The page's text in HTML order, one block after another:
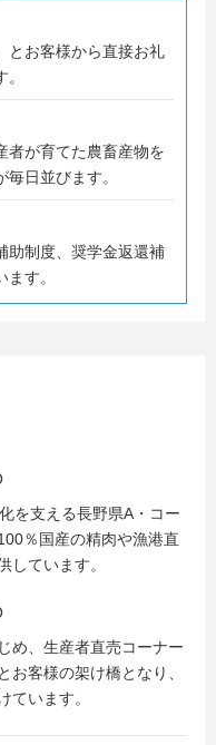
れる有給休暇のほか
います。
とお客様から直接お礼
者が育てた農畜産物を
日並びます。
助制度、奨学金返還補
す。
を支える長野県A・コー
％国産の精肉や漁港直
しています。
め、生産者直売コーナー
お客様の架け橋となり、
ています。